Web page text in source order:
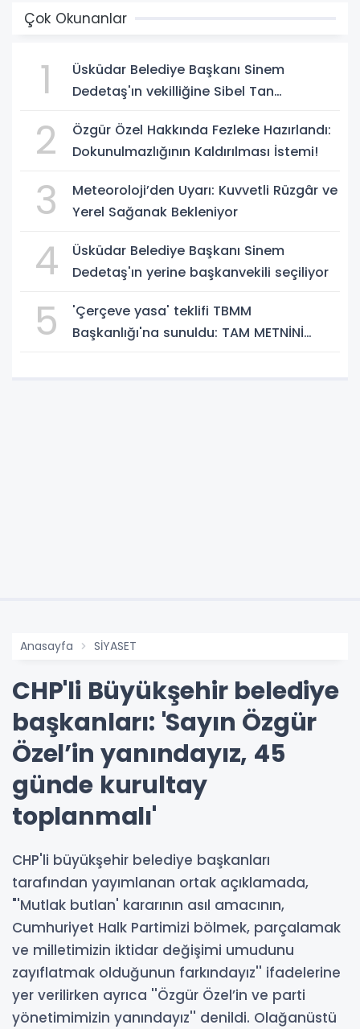
Çok Okunanlar
1
Üsküdar Belediye Başkanı Sinem
Dedetaş'ın vekilliğine Sibel Tan
2
Özgür Özel Hakkında Fezleke Hazırlandı:
Dokunulmazlığının Kaldırılması İstemi!
3
Meteoroloji’den Uyarı: Kuvvetli Rüzgâr ve
Yerel Sağanak Bekleniyor
4
Üsküdar Belediye Başkanı Sinem
Dedetaş'ın yerine başkanvekili seçiliyor
5
'Çerçeve yasa' teklifi TBMM
Başkanlığı'na sunuldu: TAM METNİNİ
Anasayfa SİYASET
CHP'li Büyükşehir belediye
başkanları: 'Sayın Özgür
Özel’in yanındayız, 45
günde kurultay
toplanmalı'
CHP'li büyükşehir belediye başkanları
tarafından yayımlanan ortak açıklamada,
"'Mutlak butlan' kararının asıl amacının,
Cumhuriyet Halk Partimizi bölmek, parçalamak
ve milletimizin iktidar değişimi umudunu
zayıflatmak olduğunun farkındayız'' ifadelerine
yer verilirken ayrıca ''Özgür Özel’in ve parti
yönetimimizin yanındayız'' denildi. Olağanüstü